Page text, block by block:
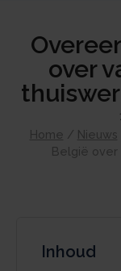
over
Home / Nieuws
België over
Inhoud